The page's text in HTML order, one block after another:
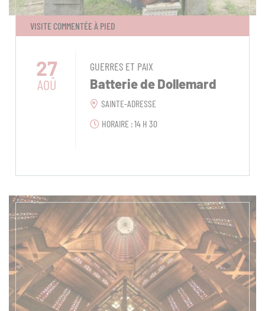
VISITE COMMENTÉE À PIED
27
AOÛ
GUERRES ET PAIX
Batterie de Dollemard
SAINTE-ADRESSE
HORAIRE : 14 H 30